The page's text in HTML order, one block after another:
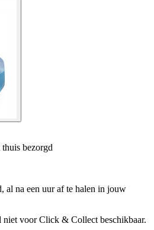
bezorgd
al na een uur af te halen in jouw
voor Click & Collect beschikbaar.